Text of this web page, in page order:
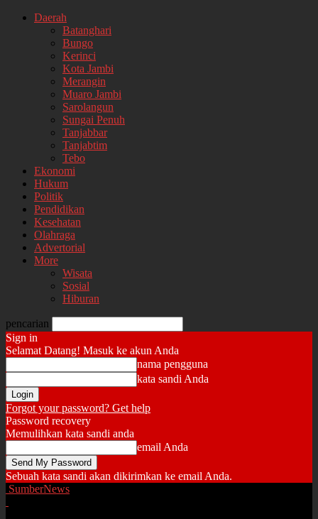
Daerah
Batanghari
Bungo
Kerinci
Kota Jambi
Merangin
Muaro Jambi
Sarolangun
Sungai Penuh
Tanjabbar
Tanjabtim
Tebo
Ekonomi
Hukum
Politik
Pendidikan
Kesehatan
Olahraga
Advertorial
More
Wisata
Sosial
Hiburan
pencarian
Sign in
Selamat Datang! Masuk ke akun Anda
nama pengguna
kata sandi Anda
Forgot your password? Get help
Password recovery
Memulihkan kata sandi anda
email Anda
Sebuah kata sandi akan dikirimkan ke email Anda.
SumberNews